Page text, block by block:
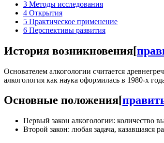
3 Методы исследования
4 Открытия
5 Практическое применение
6 Перспективы развития
История возникновения[
Основателем алкогологии считается
алкогология как наука оформилась в 1980-х
Основные положения[
Первый закон алкогологии: количество
Второй закон: любая задача, казавшаяся